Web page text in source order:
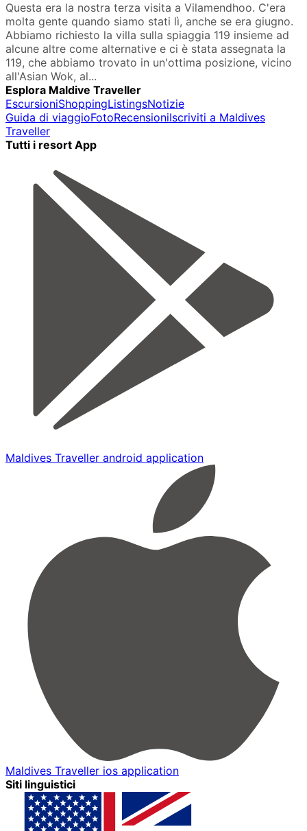
Questa era la nostra terza visita a Vilamendhoo. C'era
molta gente quando siamo stati lì, anche se era giugno.
Abbiamo richiesto la villa sulla spiaggia 119 insieme ad
alcune altre come alternative e ci è stata assegnata la
119, che abbiamo trovato in un'ottima posizione, vicino
all'Asian Wok, al...
Esplora Maldive Traveller
EscursioniShoppingListingsNotizie
Guida di viaggioFotoRecensioniIscriviti a Maldives
Traveller
Tutti i resort App
Maldives Traveller android application
Maldives Traveller ios application
Siti linguistici